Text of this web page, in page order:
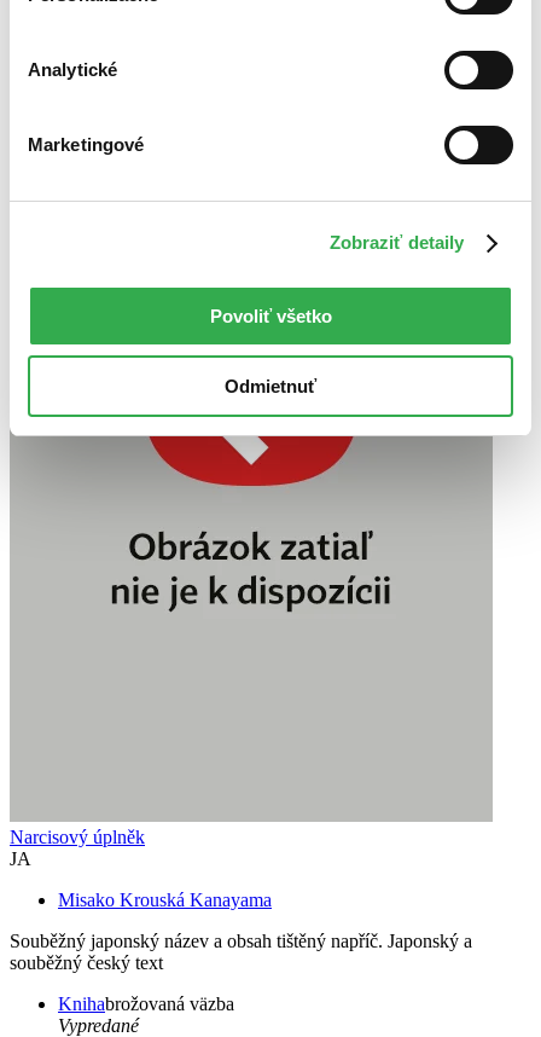
Analytické
Marketingové
Zobraziť detaily
Povoliť všetko
Odmietnuť
Zrušiť filtre
V japonskom jazyku
Narcisový úplněk
JA
Misako Krouská Kanayama
Souběžný japonský název a obsah tištěný napříč. Japonský a
souběžný český text
Knihabrožovaná väzba
Vypredané